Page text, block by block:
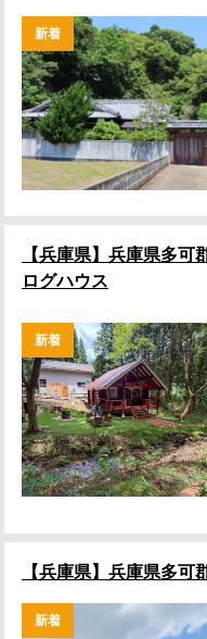
新着
【兵庫県】兵庫県多可
ログハウス
新着
【兵庫県】兵庫県多可
新着